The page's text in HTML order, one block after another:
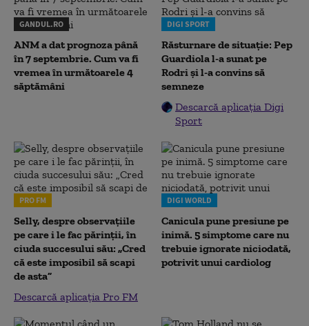
GANDUL.RO
ANM a dat prognoza până
în 7 septembrie. Cum va fi
vremea în următoarele 4
săptămâni
DIGI SPORT
Răsturnare de situație: Pep
Guardiola l-a sunat pe
Rodri și l-a convins să
semneze
Descarcă aplicația Digi
Sport
PRO FM
Selly, despre observațiile
pe care i le fac părinții, în
ciuda succesului său: „Cred
că este imposibil să scapi
de asta”
Descarcă aplicația Pro FM
DIGI WORLD
Canicula pune presiune pe
inimă. 5 simptome care nu
trebuie ignorate niciodată,
potrivit unui cardiolog